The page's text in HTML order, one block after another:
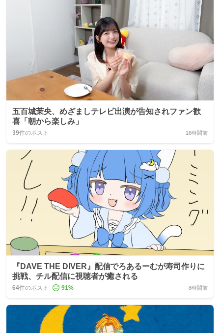
五百城茉央、めざましテレビ出演が告知されファン歓
喜「朝から楽しみ」
39件のポスト 16時間前
『DAVE THE DIVER』配信でろあるーむが寿司作りに
挑戦、チル配信に視聴者が癒される
64件のポスト 91% 8時間前